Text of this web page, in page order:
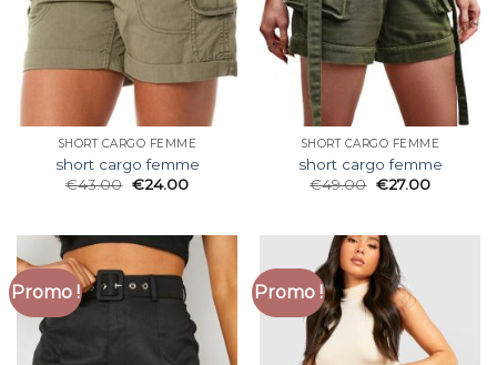
SHORT CARGO FEMME
short cargo femme
€43.00 €24.00
SHORT CARGO FEMME
short cargo femme
€49.00 €27.00
Promo ! Promo !